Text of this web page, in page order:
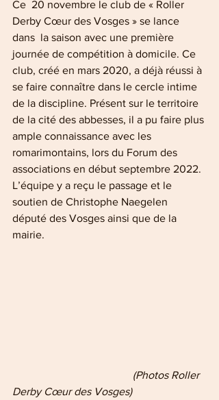
Ce  20 novembre le club de « Roller
Derby Cœur des Vosges » se lance
dans  la saison avec une première
journée de compétition à domicile. Ce
club, créé en mars 2020, a déjà réussi à
se faire connaître dans le cercle intime
de la discipline. Présent sur le territoire
de la cité des abbesses, il a pu faire plus
ample connaissance avec les
romarimontains, lors du Forum des
associations en début septembre 2022.
L’équipe y a reçu le passage et le
soutien de Christophe Naegelen
député des Vosges ainsi que de la
mairie.
Derby Cœur des Vosges)